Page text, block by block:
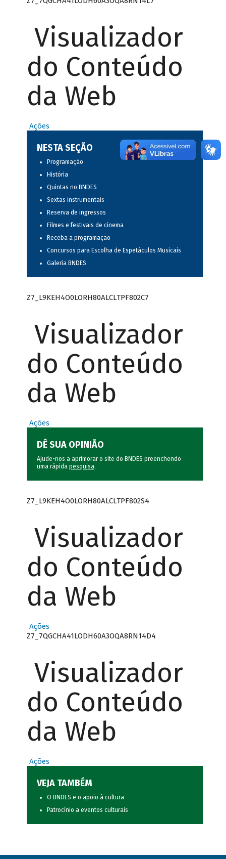
Visualizador
do Conteúdo
da Web
Ações
NESTA SEÇÃO
Programação
História
Quintas no BNDES
Sextas instrumentais
Reserva de ingressos
Filmes e festivais de cinema
Receba a programação
Concursos para Escolha de Espetáculos Musicais
Galeria BNDES
Z7_L9KEH4O0LORH80ALCLTPF802C7
Visualizador
do Conteúdo
da Web
Ações
DÊ SUA OPINIÃO
Ajude-nos a aprimorar o site do BNDES preenchendo
uma rápida pesquisa.
Z7_L9KEH4O0LORH80ALCLTPF802S4
Visualizador
do Conteúdo
da Web
Ações
Z7_7QGCHA41LODH60A3OQA8RN14D4
Visualizador
do Conteúdo
da Web
Ações
VEJA TAMBÉM
O BNDES e o apoio à cultura
Patrocínio a eventos culturais